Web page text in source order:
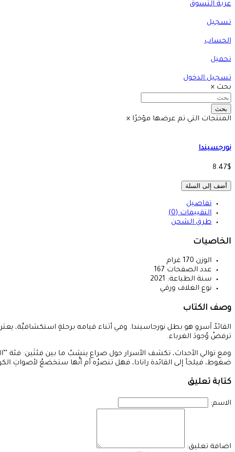
عربة التسوق
تسجيل
الحساب
تحميل
تسجيل الدخول
بحث ×
بحث
المنتجات التي تم عرضها مؤخرًا ×
نورجسيندا
8.47$
أضف إلى السلة
تفاصيل
التقييمات (0)
طرق الشحن
الخاصيات
الوزن 170 غرام
عدد الصفحات 167
سنة الطباعة: 2021
نوع الغلاف ورقي
وصف الكتاب
القائدُ آسرو هو بطل نورجاسيندا. وفي أثناء قيامه برحلةٍ استكشافيَّة،
ترفضُ وُجودَ الغرباء.
ومع توالي الأحداث، تكشف الأسرار حول صراع ينشبُ ما بين فئتَين: فئة
ضغوط، فيلجأ إلى القائدة رانادا، فهل تنصرُه أم أنَّها ستخضعُ لأصواتِ
كتابة تعليق
الاسم:
اضافة تعليق: